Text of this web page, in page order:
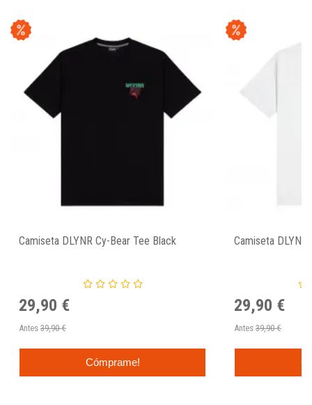
Camiseta DLYNR Cy-Bear Tee Black
29,90 €
Antes 39,90 €
Cómprame!
Camiseta
29,90 €
Antes 39,90 €